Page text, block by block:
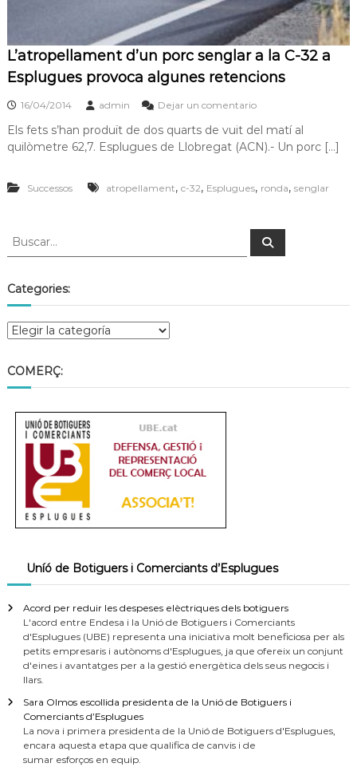
d
e
L
o
b
r
g
a
c
i
d
s
l
g
e
r
e
L’atropellament d’un porc senglar a la C-32 a
Esplugues provoca algunes retencions
16/04/2014 admin Dejar un comentario
Els fets s’han produït de dos quarts de vuit del matí al
quilòmetre 62,7. Esplugues de Llobregat (ACN).- Un porc […]
Successos atropellament, c-32, Esplugues, ronda, senglar
Categories:
COMERÇ:
Uníó de Botiguers i Comerciants d’Esplugues
Acord per reduir les despeses elèctriques dels botiguers
L'acord entre Endesa i la Unió de Botiguers i Comerciants
d'Esplugues (UBE) representa una iniciativa molt beneficiosa per als
petits empresaris i autònoms d'Esplugues, ja que ofereix un conjunt
d'eines i avantatges per a la gestió energètica dels seus negocis i
llars.
Sara Olmos escollida presidenta de la Unió de Botiguers i
Comerciants d’Esplugues
La nova i primera presidenta de la Unió de Botiguers d'Esplugues,
encara aquesta etapa que qualifica de canvis i de
sumar esforços en equip.